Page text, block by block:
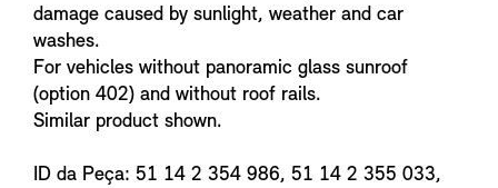
damage caused by sunlight, weather and car
washes.
For vehicles without panoramic glass sunroof
(option 402) and without roof rails.
Similar product shown.
ID da Peça: 51 14 2 354 986, 51 14 2 355 033,